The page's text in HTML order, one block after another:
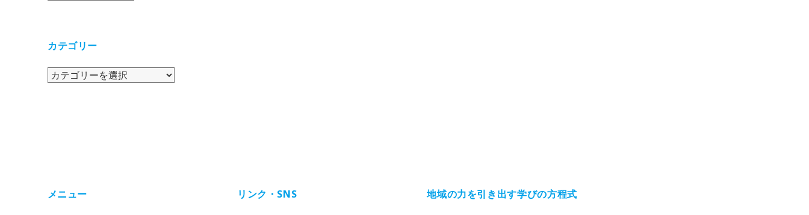
ブ
カテゴリー
カ
メニュー リンク・SNS 地域の力を引き出す学びの方程式